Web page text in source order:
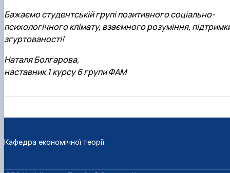
Бажаємо студентській групі позитивного соціально-
психологічного клімату, взаємного розуміння,
згуртованості!
Наталя Болгарова,
наставник 1 курсу 6 групи ФАМ
Кафедра економічної теорії